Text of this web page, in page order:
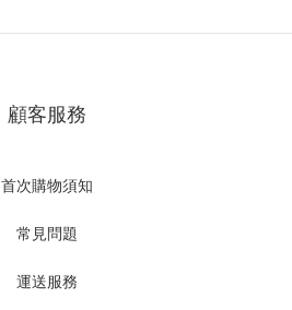
顧客服務
首次購物須知
常見問題
運送服務